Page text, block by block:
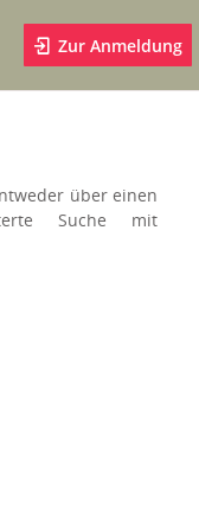
Zur Anmeldung
über einen
Suche mit